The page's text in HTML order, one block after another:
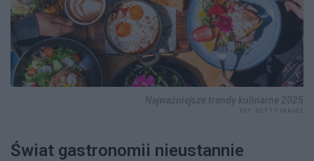
Świat gastronomii nieustannie